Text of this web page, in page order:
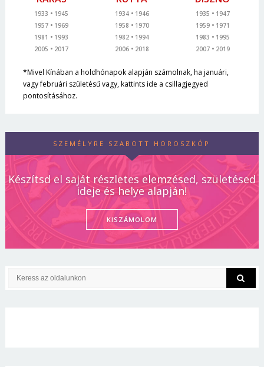
1933
1945
1957
1969
1981
1993
2005
2017
1934
1946
1958
1970
1982
1994
2006
2018
1935
1947
1959
1971
1983
1995
2007
2019
*Mivel Kínában a holdhónapok alapján számolnak, ha januári,
vagy februári születésű vagy, kattints ide a csillagjegyed
pontosításához.
SZEMÉLYRE SZABOTT HOROSZKÓP
Készítsd el saját részletes elemzésed, születésed
ideje és helye alapján!
KISZÁMOLOM